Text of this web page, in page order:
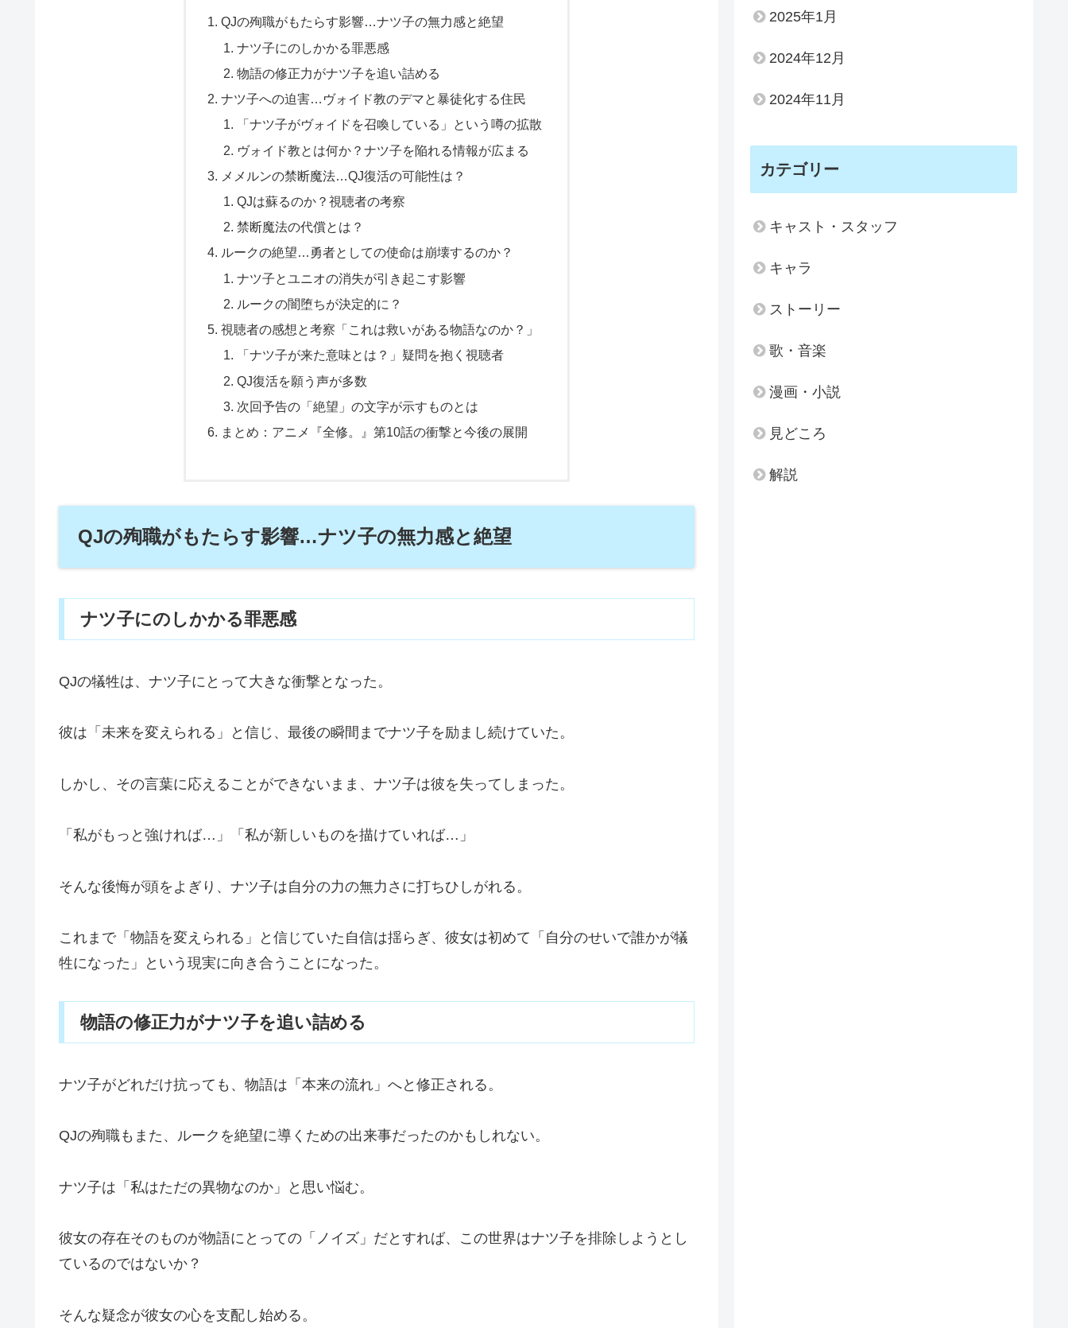
QJの殉職がもたらす影響…ナツ子の無力感と絶望
ナツ子にのしかかる罪悪感
物語の修正力がナツ子を追い詰める
ナツ子への迫害…ヴォイド教のデマと暴徒化する住民
「ナツ子がヴォイドを召喚している」という噂の拡散
ヴォイド教とは何か？ナツ子を陥れる情報が広まる
メメルンの禁断魔法…QJ復活の可能性は？
QJは蘇るのか？視聴者の考察
禁断魔法の代償とは？
ルークの絶望…勇者としての使命は崩壊するのか？
ナツ子とユニオの消失が引き起こす影響
ルークの闇堕ちが決定的に？
視聴者の感想と考察「これは救いがある物語なのか？」
「ナツ子が来た意味とは？」疑問を抱く視聴者
QJ復活を願う声が多数
次回予告の「絶望」の文字が示すものとは
まとめ：アニメ『全修。』第10話の衝撃と今後の展開
QJの殉職がもたらす影響…ナツ子の無力感と絶望
ナツ子にのしかかる罪悪感
QJの犠牲は、ナツ子にとって大きな衝撃となった。
彼は「未来を変えられる」と信じ、最後の瞬間までナツ子を励まし続けていた。
しかし、その言葉に応えることができないまま、ナツ子は彼を失ってしまった。
「私がもっと強ければ…」「私が新しいものを描けていれば…」
そんな後悔が頭をよぎり、ナツ子は自分の力の無力さに打ちひしがれる。
これまで「物語を変えられる」と信じていた自信は揺らぎ、彼女は初めて「自分のせいで誰かが犠
牲になった」という現実に向き合うことになった。
物語の修正力がナツ子を追い詰める
ナツ子がどれだけ抗っても、物語は「本来の流れ」へと修正される。
QJの殉職もまた、ルークを絶望に導くための出来事だったのかもしれない。
ナツ子は「私はただの異物なのか」と思い悩む。
彼女の存在そのものが物語にとっての「ノイズ」だとすれば、この世界はナツ子を排除しようとし
ているのではないか？
そんな疑念が彼女の心を支配し始める。
2025年1月
2024年12月
2024年11月
カテゴリー
キャスト・スタッフ
キャラ
ストーリー
歌・音楽
漫画・小説
見どころ
解説